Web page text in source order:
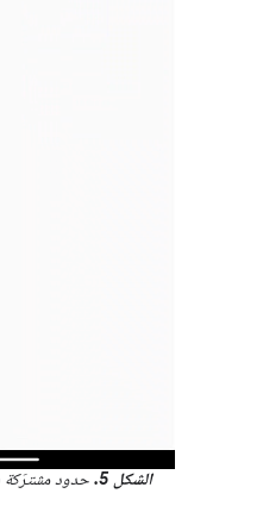
الشكل 5. حدود مشترَكة